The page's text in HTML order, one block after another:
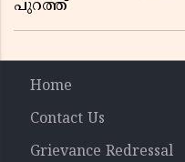
പുറത്ത്
Home
Contact Us
Grievance Redressal